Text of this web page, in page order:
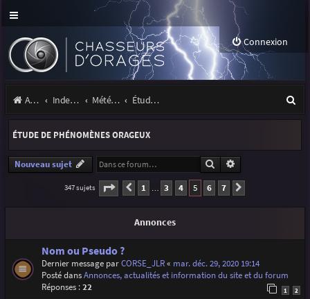
Connexion
Accueil Index du forum Météo et climatologie des orages Étude de phénomènes orageux
e
r
ÉTUDE DE PHÉNOMÈNES ORAGEUX
Nouveau sujet Rechercher
347 sujets Page 5sur
Précédente
1 … 3 4 5 6 7
Annonces
Nom ou Pseudo ?
Dernier message parCORSE_JLR« mar. déc. 29, 2020 19:14
Posté dansAnnonces, actualités et information du site et du forum
Réponses :22 1 2